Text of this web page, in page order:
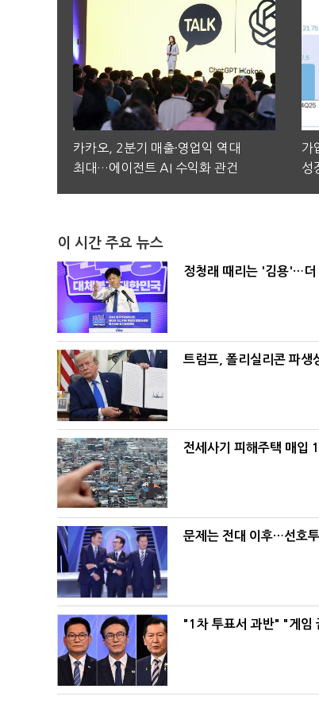
카카오, 2분기 매출·영업익 역대
최대…에이전트 AI 수익화 관건
가
성
이 시간 주요 뉴스
정청래 때리는 '김용'…더
트럼프, 폴리실리콘 파
전세사기 피해주택 매입
문제는 전대 이후…선호
"1차 투표서 과반" "게임